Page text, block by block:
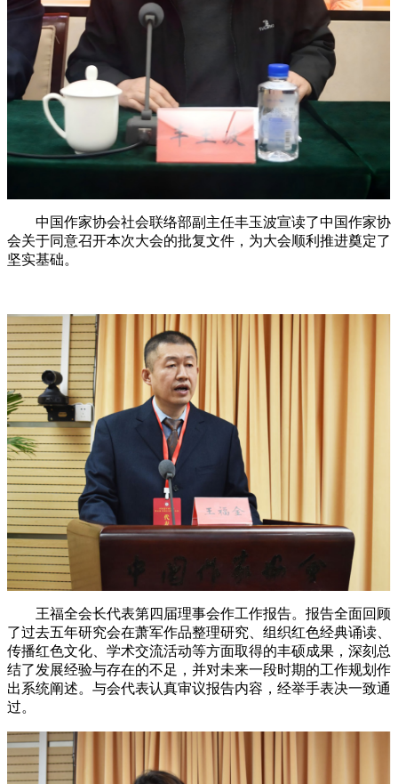
中国作家协会社会联络部副主任丰玉波宣读了中国作家协
会关于同意召开本次大会的批复文件，为大会顺利推进奠定了
坚实基础。
王福全会长代表第四届理事会作工作报告。报告全面回顾
了过去五年研究会在萧军作品整理研究、组织红色经典诵读、
传播红色文化、学术交流活动等方面取得的丰硕成果，深刻总
结了发展经验与存在的不足，并对未来一段时期的工作规划作
出系统阐述。与会代表认真审议报告内容，经举手表决一致通
过。